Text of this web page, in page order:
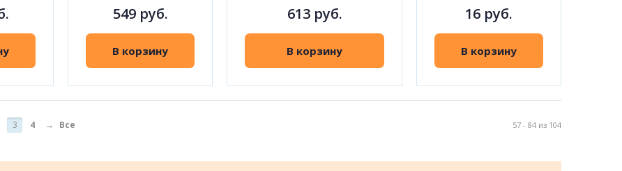
549 руб.
В корзину
613 руб.
В корзину
16 руб.
В корзину
57 - 84 из 104
3 4 → Все